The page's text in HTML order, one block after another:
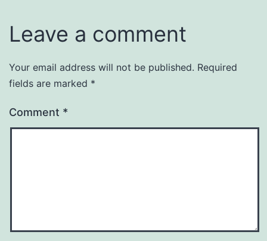
Leave a comment
Your email address will not be published. Required
fields are marked *
Comment *